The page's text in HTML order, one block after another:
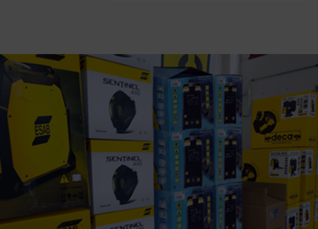
Maschera per saldare autoscurante
Maschera saldatura professionale
Maschera e Casco Saldatura 3M Speedglas
Professionale